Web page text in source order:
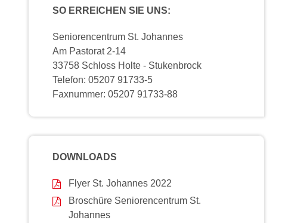
SO ERREICHEN SIE UNS:
Seniorencentrum St. Johannes
Am Pastorat 2-14
33758 Schloss Holte - Stukenbrock
Telefon: 05207 91733-5
Faxnummer: 05207 91733-88
DOWNLOADS
Flyer St. Johannes 2022
Broschüre Seniorencentrum St.
Johannes